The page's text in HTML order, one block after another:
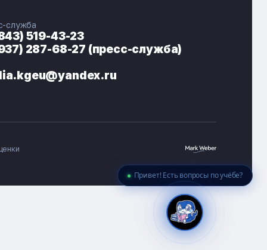
Привет! Есть вопросы по учёбе?
служба
519-43-23
287-68-27 (пресс-служба)